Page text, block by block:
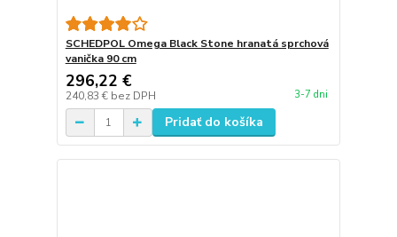
SCHEDPOL Omega Black Stone hranatá sprchová
vanička 90 cm
296,22 €
240,83 € bez DPH 3-7 dni
Pridať do košíka